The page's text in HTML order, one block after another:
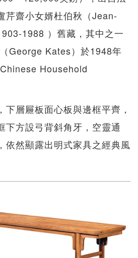
芹齋小女婿杜伯秋（Jean-
1988 ）舊藏，其中之一
George Kates）於1948年
Household
層屜板面心板與邊框平齊，
下方設弓背斜角牙，空靈通
依然顯露出明式家具之經典風